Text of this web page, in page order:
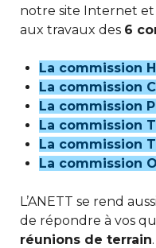
notre site Internet et
aux travaux des 6
La commission
La commission
La commission
La commission
La commission
La commission
L’ANETT se rend
de répondre à vos
réunions de terrain